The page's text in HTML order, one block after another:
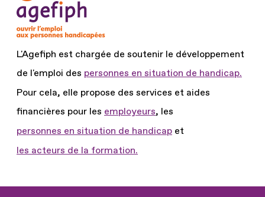
L'Agefiph est chargée de soutenir le développement
de l'emploi des personnes en situation de handicap.
Pour cela, elle propose des services et aides
financières pour les employeurs, les
personnes en situation de handicap et
les acteurs de la formation.